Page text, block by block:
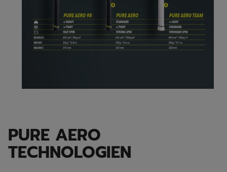
PURE AERO
TECHNOLOGIEN